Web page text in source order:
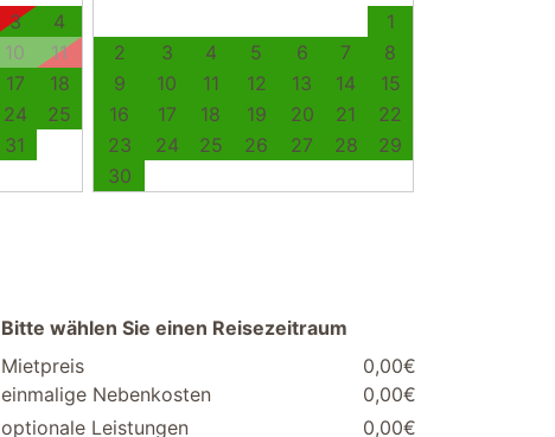
3
4
10
11
17
18
24
25
31
1
2
3 4 5 6 7
8
9
10 11 12 13 14
15
16
17 18 19 20 21
22
23
24 25 26 27 28
29
30
Bitte wählen Sie einen Reisezeitraum
Mietpreis
0,00€
einmalige Nebenkosten
0,00€
optionale Leistungen
0,00€